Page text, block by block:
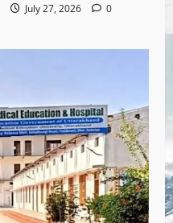
July 27, 2026
0